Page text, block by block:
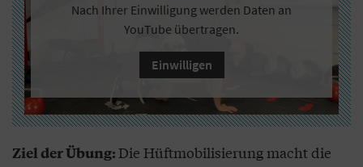
Nach Ihrer Einwilligung werden Daten an
YouTube übertragen.
Einwilligen
Ziel der Übung:Die Hüftmobilisierung macht die